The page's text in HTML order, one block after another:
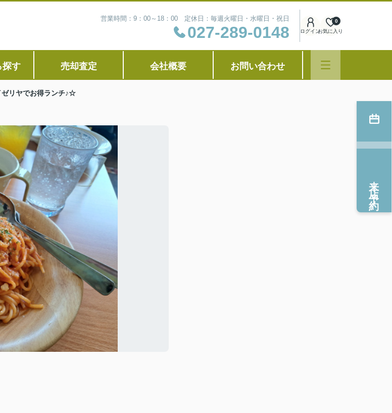
営業時間：9：00～18：00 定休日：毎週火曜日・水曜日・祝日
027-289-0148 ログインお気に入り
0
探す 売却査定 会社概要 お問い合わせ
リヤでお得ランチ♪☆
来店予約